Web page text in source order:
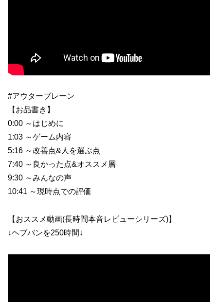
#アウタープレーン
【お品書き】
0:00 ～はじめに
1:03 ～ゲーム内容
5:16 ～改善点&人を選ぶ点
7:40 ～良かった点&オススメ層
9:30 ～みんなの声
10:41 ～現時点での評価
【おススメ動画(長時間本音レビューシリーズ)】
↓ヘブバンを250時間↓